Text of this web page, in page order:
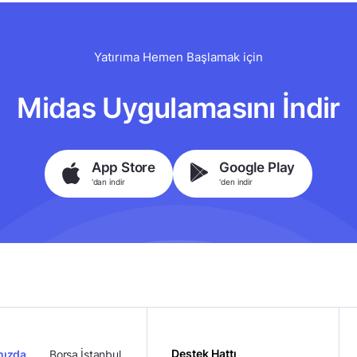
Yatırıma Hemen Başlamak için
Midas Uygulamasını İndir
App Store
'dan indir
Google Play
'den indir
Borsa İstanbul Destek Hattı